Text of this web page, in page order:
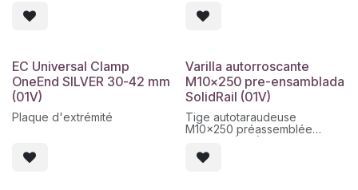
EC Universal Clamp
OneEnd SILVER 30-42 mm
(01V)
Plaque d'extrémité
Varilla autorroscante
M10x250 pre-ensamblada
SolidRail (01V)
Tige autotaraudeuse
M10x250 préassemblée
SolidRail (01V)